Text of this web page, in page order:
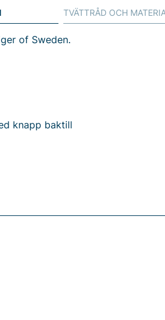
of Sweden.
knapp baktill
i vår webbshop. Besök oss även
TVÄTTRÅD OCH